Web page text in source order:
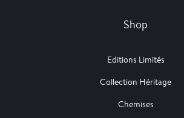
Shop
Editions Limités
Collection Héritage
Chemises